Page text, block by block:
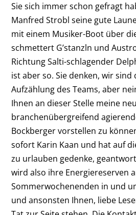
Sie sich immer schon gefragt
Manfred Strobl seine gute
mit einem Musiker-Boot über
schmettert G’stanzln und
Richtung Salti-schlagender
ist aber so. Sie denken, wir
Aufzählung des Teams, aber
Ihnen an dieser Stelle meine
branchenübergreifend
Bockberger vorstellen zu
sofort Karin Kaan und hat auf
zu urlauben gedenke,
wird also ihre Energiereserven
Sommerwochenenden in und
und ansonsten Ihnen, liebe